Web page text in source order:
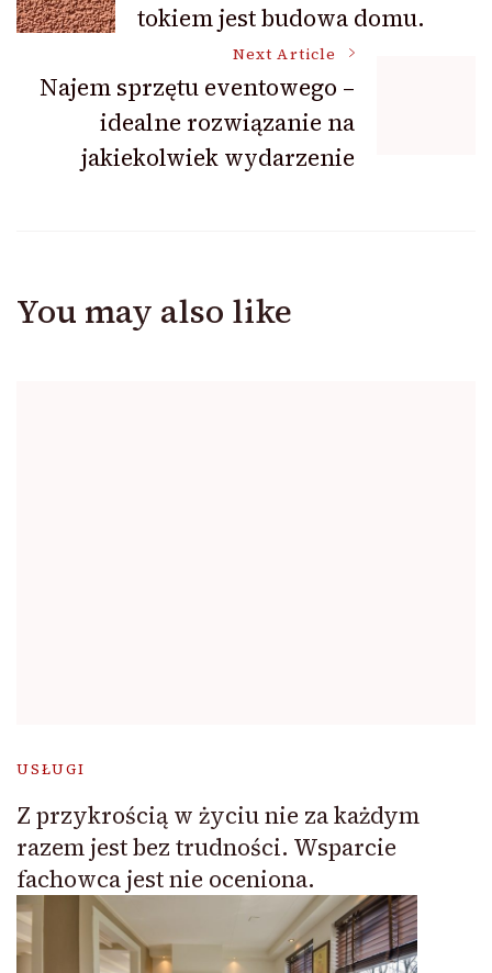
Navigationtokiem jest budowa domu.
Next Article
Najem sprzętu eventowego –
idealne rozwiązanie na
jakiekolwiek wydarzenie
You may also like
USŁUGI
Z przykrością w życiu nie za każdym
razem jest bez trudności. Wsparcie
fachowca jest nie oceniona.